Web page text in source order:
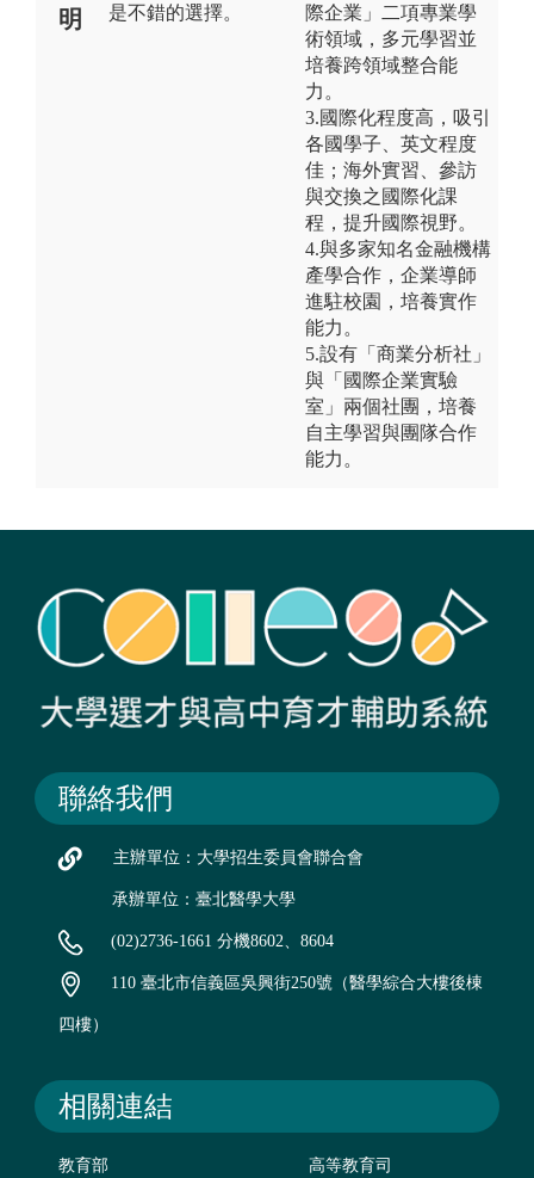
明
是不錯的選擇。
際企業」二項專業學
術領域，多元學習並
培養跨領域整合能
力。
3.國際化程度高，吸引
各國學子、英文程度
佳；海外實習、參訪
與交換之國際化課
程，提升國際視野。
4.與多家知名金融機構
產學合作，企業導師
進駐校園，培養實作
能力。
5.設有「商業分析社」
與「國際企業實驗
室」兩個社團，培養
自主學習與團隊合作
能力。
聯絡我們
主辦單位：大學招生委員會聯合會
承辦單位：臺北醫學大學
(02)2736-1661 分機8602、8604
110 臺北市信義區吳興街250號（醫學綜合大樓後棟
四樓）
相關連結
教育部 高等教育司